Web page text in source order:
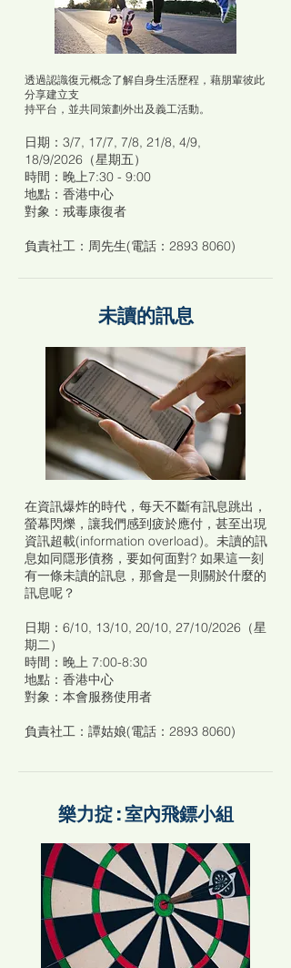
透過認識復元概念了解自身生活歷程，藉朋輩彼此
分享建立支
持平台，並共同策劃外出及義工活動。
日期：3/7, 17/7, 7/8, 21/8, 4/9,
18/9/2026（星期五）
時間：晚上7:30 - 9:00
地點：香港中心
對象：戒毒康復者
負責社工：周先生(電話：2893 8060)
未讀的訊息
在資訊爆炸的時代，每天不斷有訊息跳出，
螢幕閃爍，讓我們感到疲於應付，甚至出現
資訊超載(information overload)。未讀的訊
息如同隱形債務，要如何面對? 如果這一刻
有一條未讀的訊息，那會是一則關於什麼的
訊息呢？
日期：6/10, 13/10, 20/10, 27/10/2026（星
期二）
時間：晚上 7:00-8:30
地點：香港中心
對象：本會服務使用者
負責社工：譚姑娘(電話：2893 8060)
樂力掟 : 室內飛鏢小組